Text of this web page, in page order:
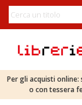
Per gli acquisti online:
o con tessera